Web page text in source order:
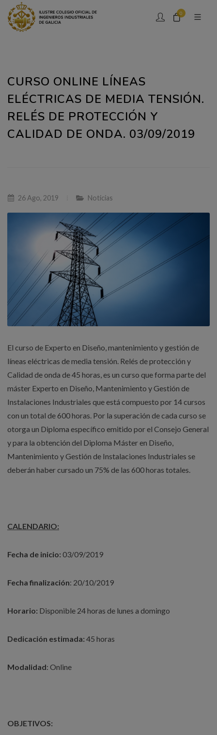
0
CURSO ONLINE LÍNEAS
ELÉCTRICAS DE MEDIA TENSIÓN.
RELÉS DE PROTECCIÓN Y
CALIDAD DE ONDA. 03/09/2019
26 Ago, 2019 Noticias
El curso de Experto en Diseño, mantenimiento y gestión de
líneas eléctricas de media tensión. Relés de protección y
Calidad de onda de 45 horas, es un curso que forma parte del
máster Experto en Diseño, Mantenimiento y Gestión de
Instalaciones Industriales que está compuesto por 14 cursos
con un total de 600 horas. Por la superación de cada curso se
otorga un Diploma específico emitido por el Consejo General
y para la obtención del Diploma Máster en Diseño,
Mantenimiento y Gestión de Instalaciones Industriales se
deberán haber cursado un 75% de las 600 horas totales.
CALENDARIO:
Fecha de inicio: 03/09/2019
Fecha finalización: 20/10/2019
Horario: Disponible 24 horas de lunes a domingo
Dedicación estimada: 45 horas
Modalidad: Online
OBJETIVOS: